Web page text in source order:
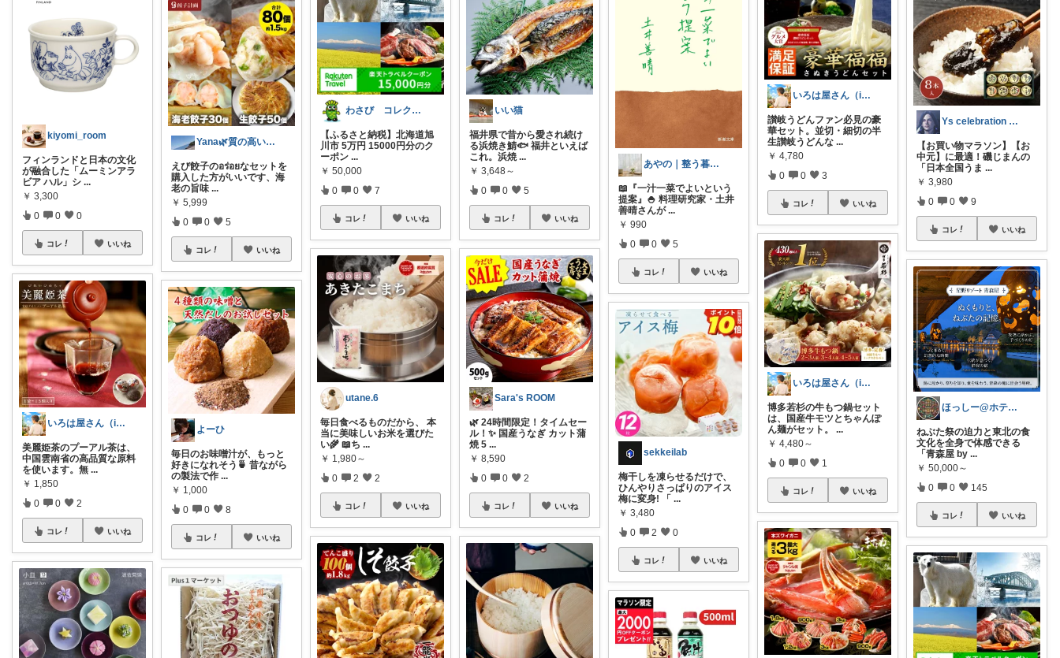
kiyomi_room
フィンランドと日本の文化
が融合した「ムーミンアラ
ビア ハル」シ ...
￥ 3,300
0 0 0
コレ いいね
いろは屋さん（ic）
美麗姫茶のプーアル茶は、
中国雲南省の高品質な原料
を使います。無 ...
￥ 1,850
0 0 2
コレ いいね
Yana🌿質の高い暮らしのROOM
えび餃子のอร่อยなセットを
購入した方がいいです、海
老の旨味 ...
￥ 5,999
0 0 5
コレ いいね
よーひ
毎日のお味噌汁が、もっと
好きになれそう🍵 昔ながら
の製法で作 ...
￥ 1,000
0 0 8
コレ いいね
わさび コレクションもご利用ください
【ふるさと納税】北海道旭
川市 5万円 15000円分のク
ーポン ...
￥ 50,000
0 0 7
コレ いいね
utane.6
毎日食べるものだから、 本
当に美味しいお米を選びた
い🌾 📖ち ...
￥ 1,980～
0 2 2
コレ いいね
いい猫
福井県で昔から愛され続け
る浜焼き鯖🐟 福井といえば
これ。浜焼 ...
￥ 3,648～
0 0 5
コレ いいね
Sara's ROOM
🌿 24時間限定！タイムセー
ル！✨ 国産うなぎ カット蒲
焼 5 ...
￥ 8,590
0 0 2
コレ いいね
あやの｜整う暮らしROOM
📖『一汁一菜でよいという
提案』🍚 料理研究家・土井
善晴さんが ...
￥ 990
0 0 5
コレ いいね
sekkeilab
梅干しを凍らせるだけで、
ひんやりさっぱりのアイス
梅に変身! 「 ...
￥ 3,480
0 2 0
コレ いいね
いろは屋さん（ic）
讃岐うどんファン必見の豪
華セット。並切・細切の半
生讃岐うどんな ...
￥ 4,780
0 0 3
コレ いいね
いろは屋さん（ic）
博多若杉の牛もつ鍋セット
は、国産牛モツとちゃんぽ
ん麺がセット。
...
￥ 4,480～
0 0 1
コレ いいね
Ys celebration day
【お買い物マラソン】【お
中元】に最適！磯じまんの
「日本全国うま ...
￥ 3,980
0 0 9
コレ いいね
ほっしー@ホテルのような家を目指して
ねぶた祭の迫力と東北の食
文化を全身で体感できる
「青森屋 by...
￥ 50,000～
0 0 145
コレ いいね